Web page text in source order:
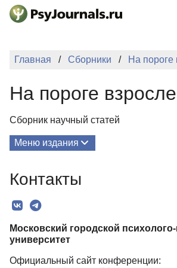
Перейти к основному содержанию
НОВОСТИ
ПОДАТЬ
КЛЮЧЕВЫЕ СЛОВА
Регистрация
Главная Сборники На пороге
На пороге
Сборник научный статей
Меню издания
Рубрики
Текст
Контакты
Московский городской
университет
Официальный сайт конференции: